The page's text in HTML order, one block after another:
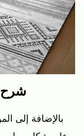
شرح
بالإضافة إلى